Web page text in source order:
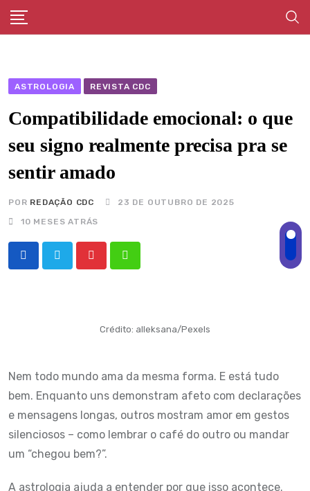
Skip
ASTROLOGIA REVISTA CDC
Compatibilidade emocional: o que
seu signo realmente precisa pra se
sentir amado
POR REDAÇÃO CDC
23 DE OUTUBRO DE 2025
10 MESES ATRÁS
Crédito: alleksana/Pexels
Nem todo mundo ama da mesma forma. E está tudo
bem. Enquanto uns demonstram afeto com declarações
e mensagens longas, outros mostram amor em gestos
silenciosos – como lembrar o café do outro ou mandar
um “chegou bem?”.
A astrologia ajuda a entender por que isso acontece.